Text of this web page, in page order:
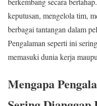
keputusan, mengelola tim,
berbagai tantangan dalam
Pengalaman seperti ini
memasuki dunia kerja
Mengapa